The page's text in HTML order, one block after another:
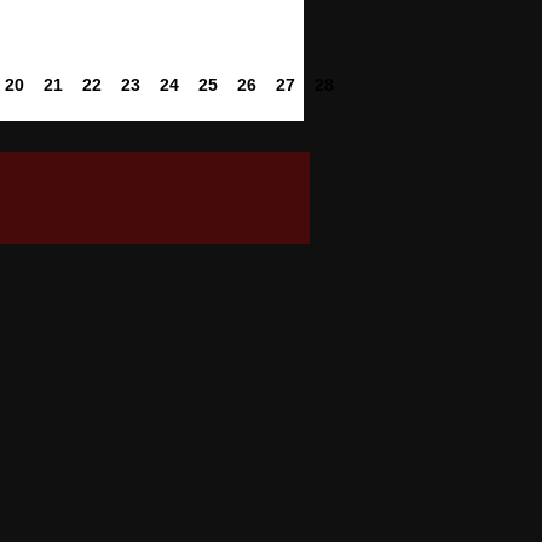
20 21 22 23 24 25 26 27